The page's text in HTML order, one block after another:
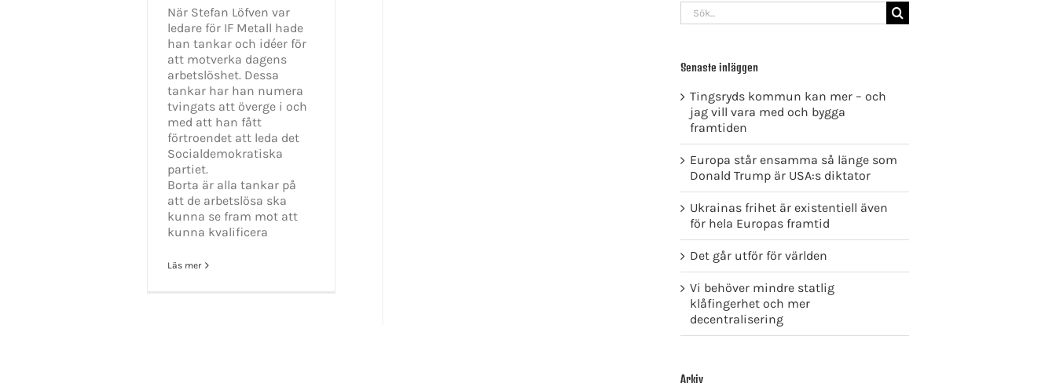
När Stefan Löfven var
ledare för IF Metall hade
han tankar och idéer för
att motverka dagens
arbetslöshet. Dessa
tankar har han numera
tvingats att överge i och
med att han fått
förtroendet att leda det
Socialdemokratiska
partiet.
Borta är alla tankar på
att de arbetslösa ska
kunna se fram mot att
kunna kvalificera
Läs mer
Sök
efter:
Senaste inläggen
Tingsryds kommun kan mer – och
jag vill vara med och bygga
framtiden
Europa står ensamma så länge som
Donald Trump är USA:s diktator
Ukrainas frihet är existentiell även
för hela Europas framtid
Det går utför för världen
Vi behöver mindre statlig
klåfingerhet och mer
decentralisering
Arkiv